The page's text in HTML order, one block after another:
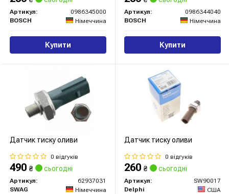
Артикул:
0986345000
BOSCH
Німеччина
Купити
Артикул:
0986344040
BOSCH
Німеччина
Купити
Датчик тиску оливи
0 відгуків
490 ₴ сьогодні
Артикул:
62937031
SWAG
Німеччина
Датчик тиску оливи
0 відгуків
260 ₴ сьогодні
Артикул:
SW90017
Delphi
США